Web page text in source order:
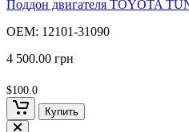
Поддон двигателя TOYOTA
OEM: 12101-31090
4 500.00 грн
$100.0
Купить